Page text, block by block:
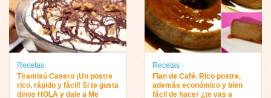
Recetas
Tiramisú Casero ¡Un postre
rico, rápido y fácil! Si te gusta
dinos HOLA y dale a Me
Recetas
Flan de Café. Rico postre,
además económico y bien
fácil de hacer ¿te vas a